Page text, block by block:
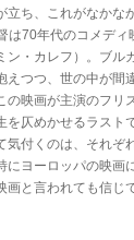
立ち、これがなか
は70年代のコメデ
ン・カレフ）。ブ
えつつ、世の中が
の映画が主演のフ
を仄めかせるラスト
気付くのは、それ
にヨーロッパの映
画と言われても信じ